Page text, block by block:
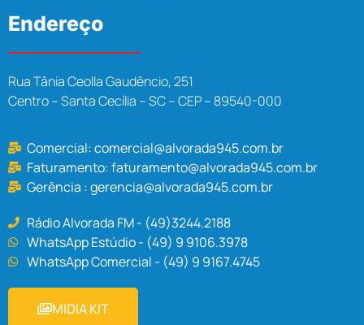
Endereço
Rua Tânia Ceolla Gaudêncio, 251
Centro – Santa Cecília – SC – CEP – 89540-000
Comercial:comercial@alvorada945.com.br
Faturamento:faturamento@alvorada945.com.br
Gerência :gerencia@alvorada945.com.br
Rádio Alvorada FM - (49)3244.2188
WhatsApp Estúdio - (49) 9 9106.3978
WhatsApp Comercial - (49) 9 9167.4745
MIDIA KIT